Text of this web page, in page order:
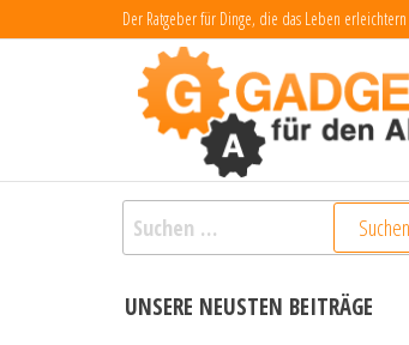
Inhalt
Der Ratgeber für Dinge, die das Leben erleichtern
Suchen
nach:
UNSERE NEUSTEN BEITRÄGE